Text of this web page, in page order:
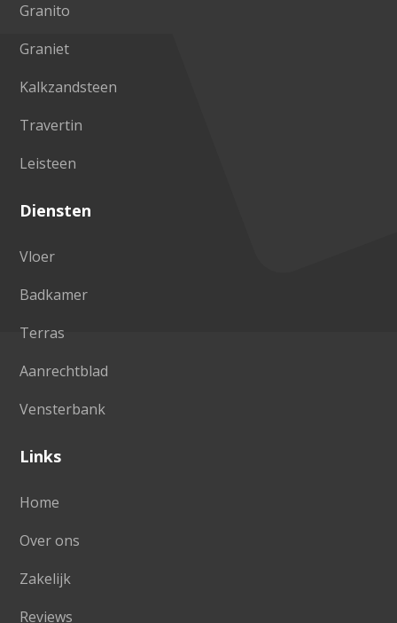
Granito
Graniet
Kalkzandsteen
Travertin
Leisteen
Diensten
Vloer
Badkamer
Terras
Aanrechtblad
Vensterbank
Links
Home
Over ons
Zakelijk
Reviews